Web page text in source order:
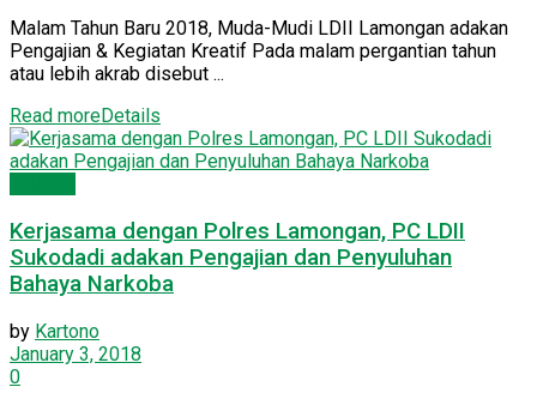
Malam Tahun Baru 2018, Muda-Mudi LDII Lamongan adakan
Pengajian & Kegiatan Kreatif Pada malam pergantian tahun
atau lebih akrab disebut ...
Read moreDetails
Kerjasama dengan Polres Lamongan, PC LDII
Sukodadi adakan Pengajian dan Penyuluhan
Bahaya Narkoba
by Kartono
January 3, 2018
0